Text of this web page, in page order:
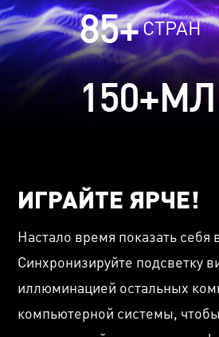
85+СТРАН
150
ИГРАЙТЕ ЯРЧЕ!
Настало время показать себя
Синхронизируйте подсветку
иллюминацией остальных
компьютерной системы,